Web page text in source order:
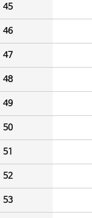
45
46
47
48
49
50
51
52
53